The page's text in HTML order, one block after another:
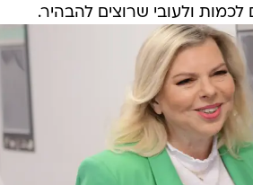
ולעובי שרוצים להבהיר.